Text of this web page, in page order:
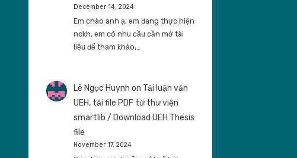
December 14, 2024
Em chào anh ạ, em đang thực hiện
nckh, em có nhu cầu cần mở tài
liệu để tham khảo,…
Lê Ngọc Huynh on Tải luận văn
UEH, tải file PDF từ thư viện
smartlib / Download UEH Thesis
file
November 17, 2024